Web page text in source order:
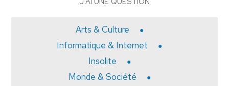
Arts & Culture
Informatique & Internet
Insolite
Monde & Société